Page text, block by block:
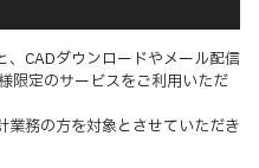
CADダウンロードやメール配信
限定のサービスをご利用いただ
務の方を対象とさせていただき